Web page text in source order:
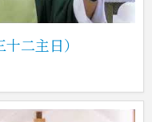
二主日）